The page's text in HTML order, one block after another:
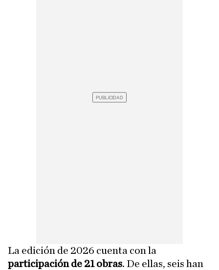
La edición de 2026 cuenta con la
participación de 21 obras. De ellas, seis han